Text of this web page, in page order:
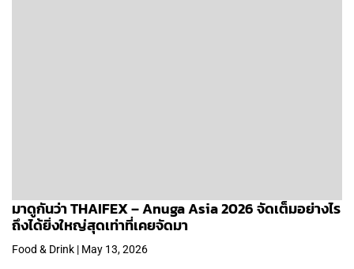
มาดูกันว่า THAIFEX – Anuga Asia 2026 จัดเต็มอย่างไร
ถึงได้ยิ่งใหญ่สุดเท่าที่เคยจัดมา
Food & Drink | May 13, 2026